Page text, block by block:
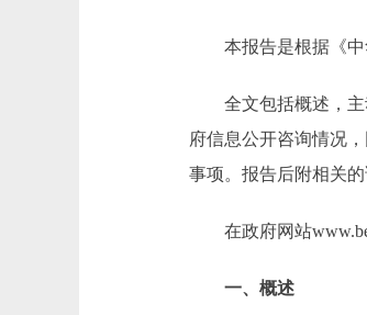
本报告是根据《中华
全文包括概述，主动
府信息公开咨询情况
事项。报告后附相关
在政府网站
一、概述